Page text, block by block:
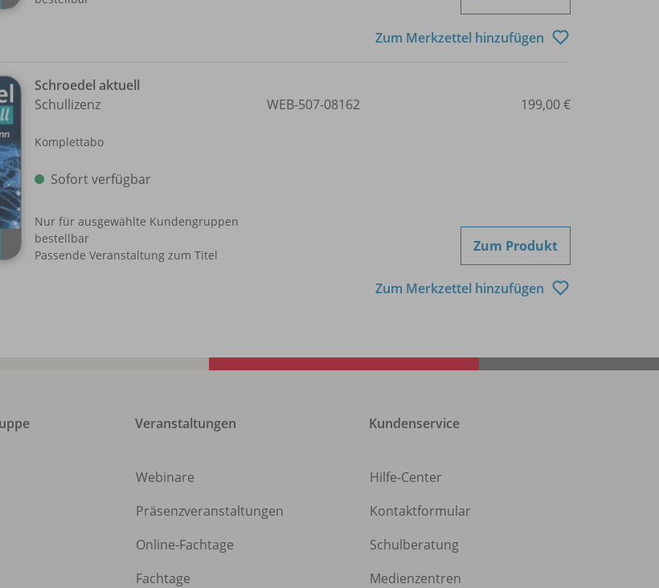
Zum Merkzettel hinzufügen
Schroedel aktuell
Schullizenz
Komplettabo
Sofort verfügbar
Nur für ausgewählte Kundengruppen
bestellbar
Passende Veranstaltung zum Titel
WEB-507-08162 199,00 €
Zum Produkt
Zum Merkzettel hinzufügen
Veranstaltungen
Webinare
Präsenzveranstaltungen
Online-Fachtage
Fachtage
Kundenservice
Hilfe-Center
Kontaktformular
Schulberatung
Medienzentren